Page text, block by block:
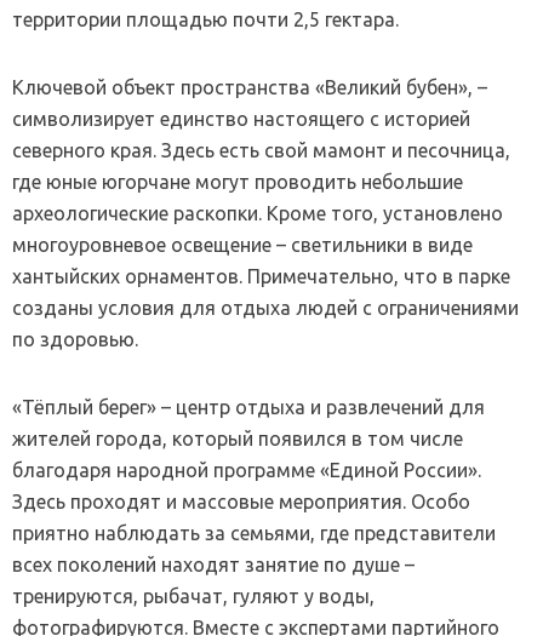
территории площадью почти 2,5 гектара.
Ключевой объект пространства «Великий бубен», –
символизирует единство настоящего с историей
северного края. Здесь есть свой мамонт и песочница,
где юные югорчане могут проводить небольшие
археологические раскопки. Кроме того, установлено
многоуровневое освещение – светильники в виде
хантыйских орнаментов. Примечательно, что в парке
созданы условия для отдыха людей с ограничениями
по здоровью.
«Тёплый берег» – центр отдыха и развлечений для
жителей города, который появился в том числе
благодаря народной программе «Единой России».
Здесь проходят и массовые мероприятия. Особо
приятно наблюдать за семьями, где представители
всех поколений находят занятие по душе –
тренируются, рыбачат, гуляют у воды,
фотографируются. Вместе с экспертами партийного